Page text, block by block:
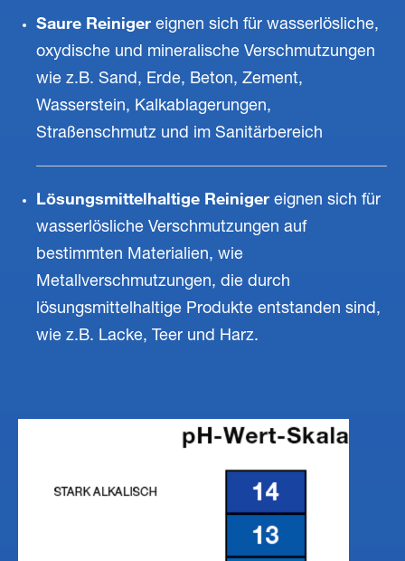
Saure Reiniger eignen sich für wasserlösliche,
oxydische und mineralische Verschmutzungen
wie z.B. Sand, Erde, Beton, Zement,
Wasserstein, Kalkablagerungen,
Straßenschmutz und im Sanitärbereich
Lösungsmittelhaltige Reiniger eignen sich für
wasserlösliche Verschmutzungen auf
bestimmten Materialien, wie
Metallverschmutzungen, die durch
lösungsmittelhaltige Produkte entstanden sind,
wie z.B. Lacke, Teer und Harz.